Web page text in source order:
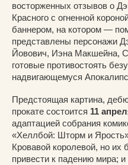
восторженных отзывов о
Красного с огненной
баннером, на котором —
представлены персонажи
Йовович, Иэна Макшейна,
готовые противостоять
надвигающемуся
Предстоящая картина,
прокате состоится 11
адаптацией собрания
«Хеллбой: Шторм и
Кровавой королевой, но
привести к падению мира;